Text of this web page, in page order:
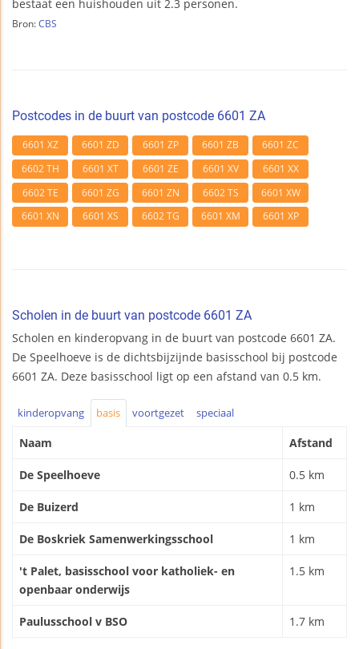
bestaat een huishouden uit 2.3 personen.
Bron: CBS
Postcodes in de buurt van postcode 6601 ZA
6601 XZ 6601 ZD 6601 ZP 6601 ZB
6601 ZC
6602 TH
6601 XT 6601 ZE 6601 XV
6601 XX
6602 TE
6601 ZG 6601 ZN 6602 TS
6601 XW
6601 XN
6601 XS 6602 TG 6601 XM 6601 XP
Scholen in de buurt van postcode 6601 ZA
Scholen en kinderopvang in de buurt van postcode 6601 ZA.
De Speelhoeve is de dichtsbijzijnde basisschool bij postcode
6601 ZA. Deze basisschool ligt op een afstand van 0.5 km.
kinderopvang basis voortgezet speciaal
Naam Afstand
De Speelhoeve 0.5 km
De Buizerd 1 km
De Boskriek Samenwerkingsschool 1 km
't Palet, basisschool voor katholiek- en
openbaar onderwijs
1.5 km
Paulusschool v BSO 1.7 km